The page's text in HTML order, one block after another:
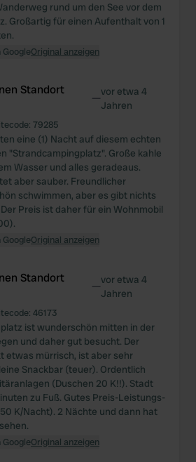
rund um den See vor dem
Großartig für einen Aufenthalt von 1
Original anzeigen
Standort
—vor etwa 4
Jahren
79285
eine (1) Nacht auf diesem echten
"Strandcampingplatz". Große kahle
Wasser und alles geradeaus.
aber sauber. Freundlicher
schwimmen, aber es gibt nichts
Preis ist daher für ein Wohnmobil
Original anzeigen
Standort
—vor etwa 4
Jahren
46173
ist wunderschön mitten in der
und daher gut besucht. Der
etwas mürrisch, ist aber sehr
Snackbar (teuer). Ordentlich
(Duschen 20 K!!). Stadt
zu Fuß. Gutes Preis-Leistungs-
K/Nacht). 2 Nächte und dann hat
Original anzeigen